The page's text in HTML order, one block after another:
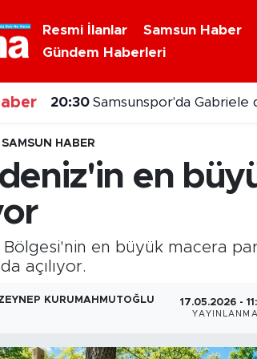
Resmi İlanlar Samsun Haber
Gündem Haberleri
20:30 Samsunspor'da Gabriele
SAMSUN HABER
en
Bölgesi'nin en büyük macera
açılıyor.
KURUMAHMUTOĞLU 17.05.2026 -
YAYINLANMA
ve Fikstür